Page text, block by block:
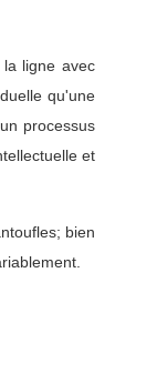
ligne avec
qu'une
processus
et
bien